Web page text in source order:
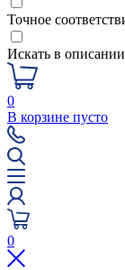
Точное
Искать в описании
0
В корзине пусто
0